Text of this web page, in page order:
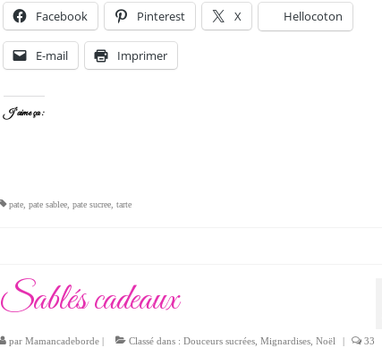
Facebook Pinterest X Hellocoton
E-mail Imprimer
J’aime ça :
pate, pate sablee, pate sucree, tarte
Sablés cadeaux
par Mamancadeborde| Classé dans : Douceurs sucrées, Mignardises, Noël 33